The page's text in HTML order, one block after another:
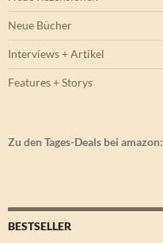
Neue Bücher
Interviews + Artikel
Features + Storys
Zu den Tages-Deals bei amazon:
BESTSELLER